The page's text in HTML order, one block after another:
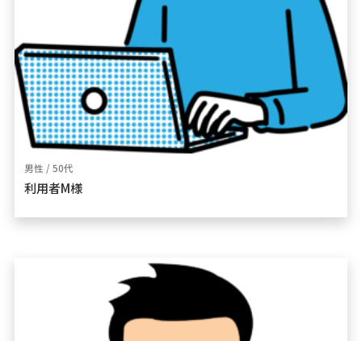
男性 / 50代
利用者M様